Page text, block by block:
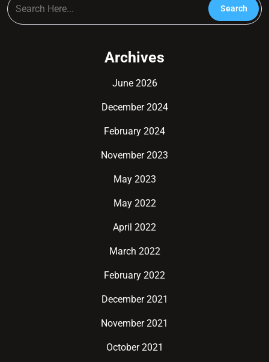
Archives
June 2026
December 2024
February 2024
November 2023
May 2023
May 2022
April 2022
March 2022
February 2022
December 2021
November 2021
October 2021